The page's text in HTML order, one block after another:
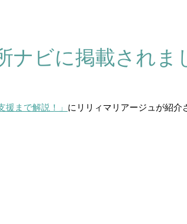
ナビに掲載されま
まで解説！」 にリリィマリアージュが紹介